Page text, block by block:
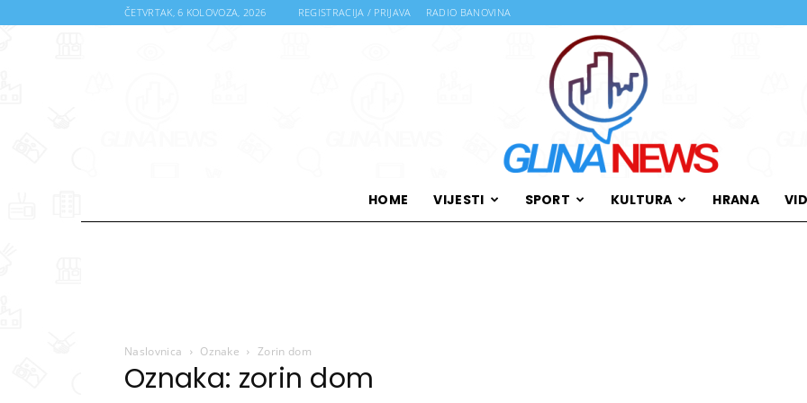
ČETVRTAK, 6 KOLOVOZA, 2026 REGISTRACIJA / PRIJAVA RADIO BANOVINA
HOME VIJESTI SPORT KULTURA HRANA
Naslovnica Oznake Zorin dom
Oznaka: zorin dom